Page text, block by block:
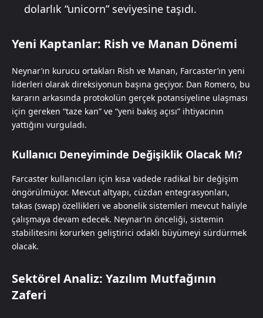
dolarlık “unicorn” seviyesine taşıdı.
Yeni Kaptanlar: Rish ve Manan Dönemi
Neynar’ın kurucu ortakları Rish ve Manan, Farcaster’ın yeni
liderleri olarak direksiyonun başına geçiyor. Dan Romero, bu
kararın arkasında protokolün gerçek potansiyeline ulaşması
için gereken “taze kan” ve “yeni bakış açısı” ihtiyacının
yattığını vurguladı.
Kullanıcı Deneyiminde Değişiklik Olacak Mı?
Farcaster kullanıcıları için kısa vadede radikal bir değişim
öngörülmüyor. Mevcut altyapı, cüzdan entegrasyonları,
takas (swap) özellikleri ve abonelik sistemleri mevcut haliyle
çalışmaya devam edecek. Neynar’ın önceliği, sistemin
stabilitesini korurken geliştirici odaklı büyümeyi sürdürmek
olacak.
Sektörel Analiz: Yazılım Mutfağının
Zaferi